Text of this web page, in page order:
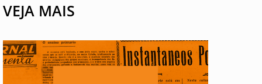
VEJA MAIS